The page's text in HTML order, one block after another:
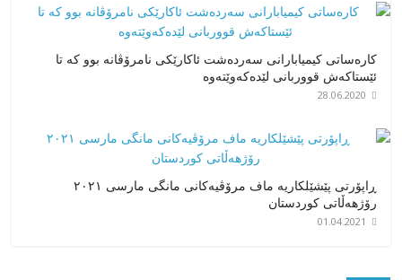
کارەساتی کیمیابارانی سەردەشت ئاکارێکی نامرۆڤانە بوو کە تا
ئێستاکەش قووربانی لێدەکەوێتەوە
28.06.2020
ڕاپۆرتی پێشێلکاریە ماف مرۆڤیەکانی مانگی مارسی ٢٠٢١
رۆژهەڵاتی کوردستان
01.04.2021